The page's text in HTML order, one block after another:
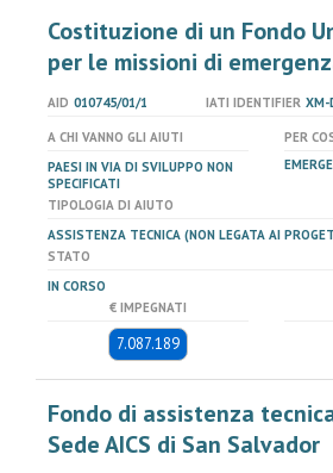
Costituzione di un Fondo
per le missioni di
AID 010745/01/1 IATI IDENTIFIER XM-
A CHI VANNO GLI AIUTI
PAESI IN VIA DI SVILUPPO NON
SPECIFICATI
PER
TIPOLOGIA DI AIUTO
ASSISTENZA TECNICA (NON LEGATA AI
STATO
IN CORSO
€ IMPEGNATI
7.087.189
Fondo di assistenza
Sede AICS di San Salvador